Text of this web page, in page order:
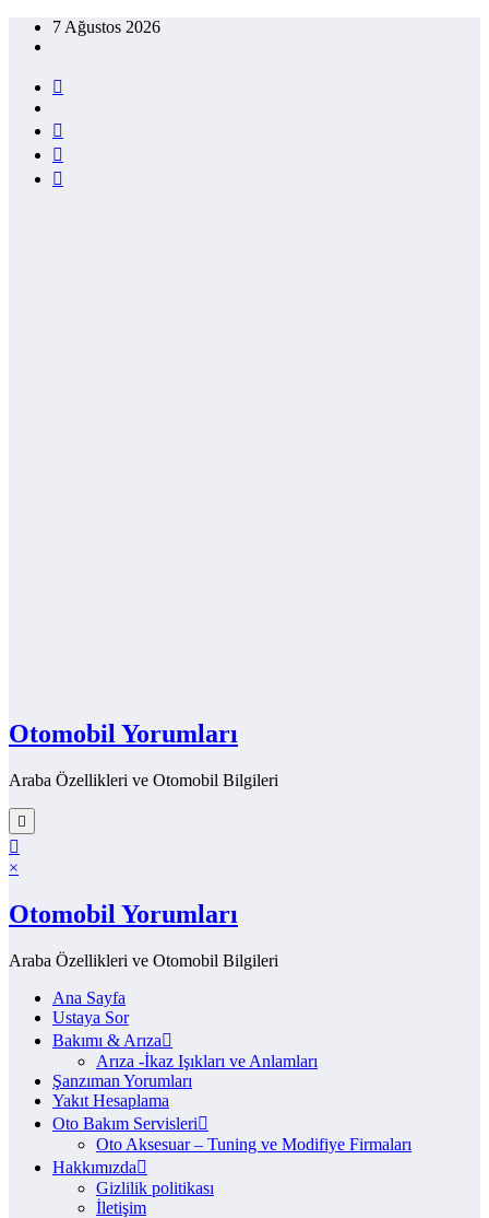
İçeriğe7 Ağustos 2026
Otomobil Yorumları
Araba Özellikleri ve Otomobil Bilgileri
×
Otomobil Yorumları
Araba Özellikleri ve Otomobil Bilgileri
Ana Sayfa
Ustaya Sor
Bakımı & Arıza
Arıza -İkaz Işıkları ve Anlamları
Şanzıman Yorumları
Yakıt Hesaplama
Oto Bakım Servisleri
Oto Aksesuar – Tuning ve Modifiye Firmaları
Hakkımızda
Gizlilik politikası
İletişim